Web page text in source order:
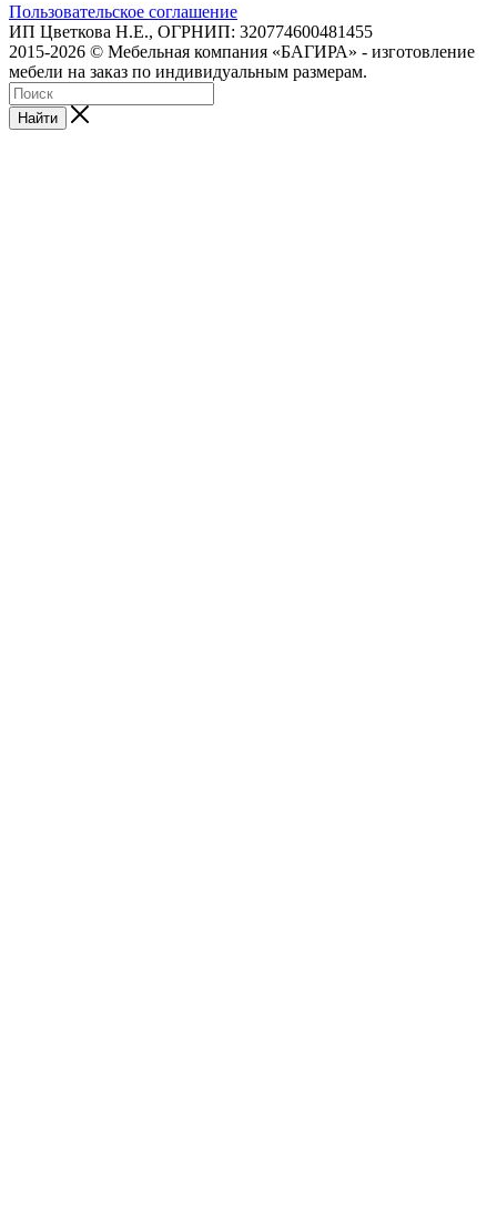
Пользовательское соглашение
ИП Цветкова Н.Е., ОГРНИП: 320774600481455
2015-2026 © Мебельная компания «БАГИРА» - изготовление
мебели на заказ по индивидуальным размерам.
Найти